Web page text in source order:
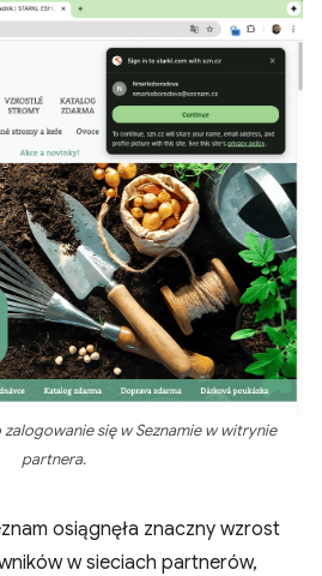
się w Seznamie w witrynie
partnera.
osiągnęła znaczny wzrost
w sieciach partnerów,